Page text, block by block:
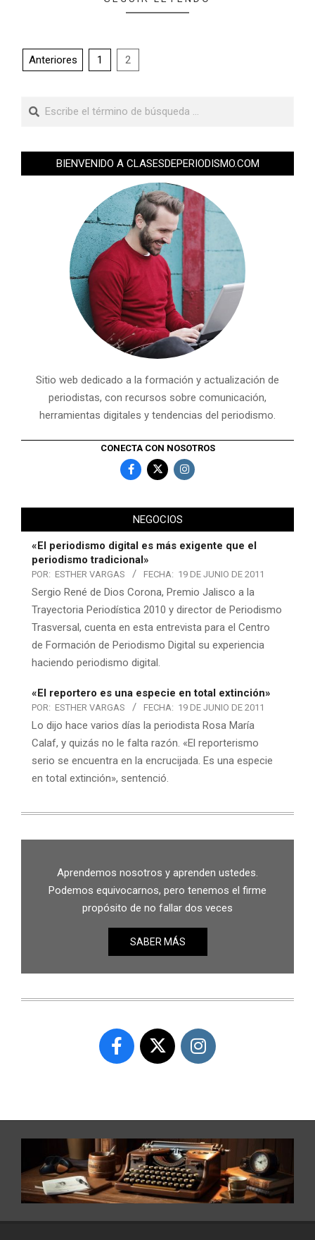
Anteriores 1 2
BIENVENIDO A CLASESDEPERIODISMO.COM
Sitio web dedicado a la formación y actualización de
periodistas, con recursos sobre comunicación,
herramientas digitales y tendencias del periodismo.
CONECTA CON NOSOTROS
NEGOCIOS
«El periodismo digital es más exigente que el
periodismo tradicional»
POR: ESTHER VARGAS FECHA: 19 DE JUNIO DE 2011
Sergio René de Dios Corona, Premio Jalisco a la
Trayectoria Periodística 2010 y director de Periodismo
Trasversal, cuenta en esta entrevista para el Centro
de Formación de Periodismo Digital su experiencia
haciendo periodismo digital.
«El reportero es una especie en total extinción»
POR: ESTHER VARGAS FECHA: 19 DE JUNIO DE 2011
Lo dijo hace varios días la periodista Rosa María
Calaf, y quizás no le falta razón. «El reporterismo
serio se encuentra en la encrucijada. Es una especie
en total extinción», sentenció.
Aprendemos nosotros y aprenden ustedes.
Podemos equivocarnos, pero tenemos el firme
propósito de no fallar dos veces
SABER MÁS